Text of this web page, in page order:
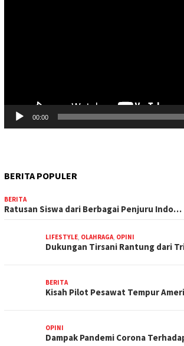
00:00
BERITA POPULER
BERITA
Ratusan Siswa dari Berbagai Penjuru Indo…
LIFESTYLE, OLAHRAGA, OPINI
Dukungan Tirsani Rantung dari
BERITA
Kisah Pilot Pesawat Tempur
OPINI
Dampak Pandemi Corona